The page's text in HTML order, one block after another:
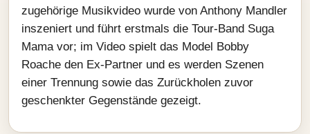
zugehörige Musikvideo wurde von Anthony Mandler
inszeniert und führt erstmals die Tour‑Band Suga
Mama vor; im Video spielt das Model Bobby
Roache den Ex‑Partner und es werden Szenen
einer Trennung sowie das Zurückholen zuvor
geschenkter Gegenstände gezeigt.